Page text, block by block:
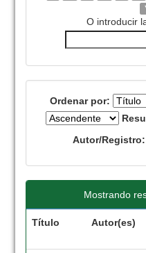
O introducir
Ordenar por:
Autor/Registro:
Mostrando
Título Autor(es)